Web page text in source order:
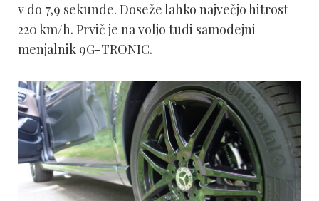
v do 7,9 sekunde. Doseže lahko največjo hitrost
220 km/h. Prvič je na voljo tudi samodejni
menjalnik 9G-TRONIC.